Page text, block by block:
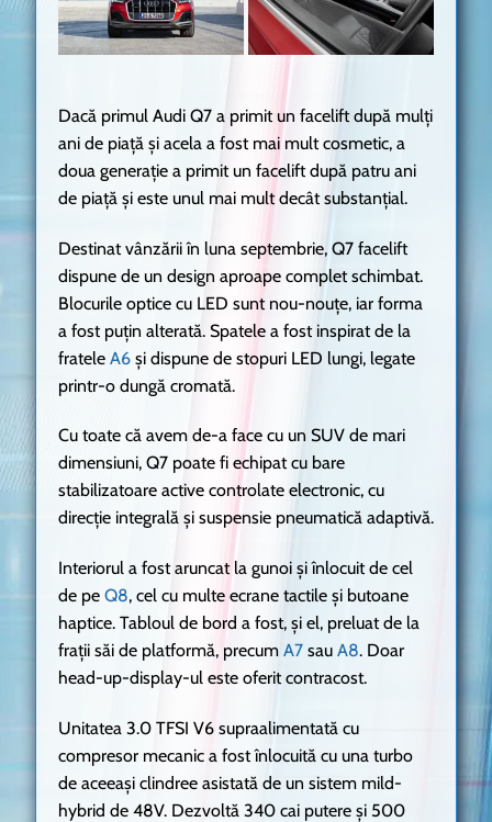
Dacă primul Audi Q7 a primit un facelift după mulți
ani de piață și acela a fost mai mult cosmetic, a
doua generație a primit un facelift după patru ani
de piață și este unul mai mult decât substanțial.
Destinat vânzării în luna septembrie, Q7 facelift
dispune de un design aproape complet schimbat.
Blocurile optice cu LED sunt nou-nouțe, iar forma
a fost puțin alterată. Spatele a fost inspirat de la
fratele A6și dispune de stopuri LED lungi, legate
printr-o dungă cromată.
Cu toate că avem de-a face cu un SUV de mari
dimensiuni, Q7 poate fi echipat cu bare
stabilizatoare active controlate electronic, cu
direcție integrală și suspensie pneumatică adaptivă.
Interiorul a fost aruncat la gunoi și înlocuit de cel
de pe Q8, cel cu multe ecrane tactile și butoane
haptice. Tabloul de bord a fost, și el, preluat de la
frații săi de platformă, precum A7sau A8. Doar
head-up-display-ul este oferit contracost.
Unitatea 3.0 TFSI V6 supraalimentată cu
compresor mecanic a fost înlocuită cu una turbo
de aceeași clindree asistată de un sistem mild-
hybrid de 48V. Dezvoltă 340 cai putere și 500